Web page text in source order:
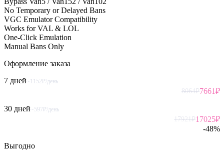
No Temporary or Delayed Bans
VGC Emulator Compatibility
Works for VAL & LOL
One-Click Emulation
Manual Bans Only
Оформление заказа
7 дней~1152₽/день
8064₽7661₽
30 дней~597₽/день
17921₽17025₽
-48%
Выгодно